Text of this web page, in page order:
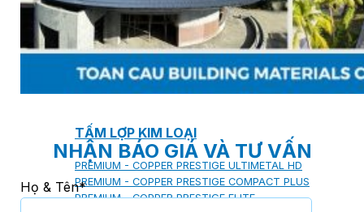
CF SLATE
CF SHAKE
CF SHINGLE
CALIBRE
TẤM LỢP KIM LOẠI
PREMIUM - COPPER PRESTIGE ULTIMETAL HD
PREMIUM - COPPER PRESTIGE COMPACT PLUS
PREMIUM - COPPER PRESTIGE ELITE
NHẬN BÁO GIÁ VÀ TƯ VẤN
Họ & Tên*